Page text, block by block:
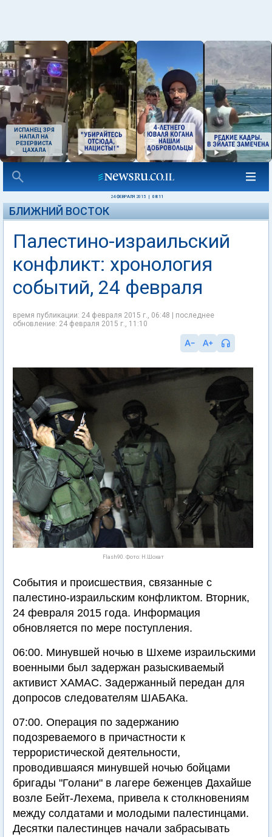
ИСПАНЕЦ ЗРЯ
НАПАЛ НА
РЕЗЕРВИСТА
ЦАХАЛА
24 ФЕВРАЛЯ 2015 08:11
БЛИЖНИЙ ВОСТОК
Палестино-израильский
конфликт: хронология
событий, 24 февраля
время публикации: 24 февраля 2015 г., 06:48 | последнее
обновление: 24 февраля 2015 г., 11:10
Flash90. Фото: Н.Шохат
События и происшествия, связанные с
палестино-израильским конфликтом. Вторник,
24 февраля 2015 года. Информация
обновляется по мере поступления.
06:00. Минувшей ночью в Шхеме израильскими
военными был задержан разыскиваемый
активист ХАМАС. Задержанный передан для
допросов следователям ШАБАКа.
07:00. Операция по задержанию
подозреваемого в причастности к
террористической деятельности,
проводившаяся минувшей ночью бойцами
бригады "Голани" в лагере беженцев Дахайше
возле Бейт-Лехема, привела к столкновениям
между солдатами и молодыми палестинцами.
Десятки палестинцев начали забрасывать